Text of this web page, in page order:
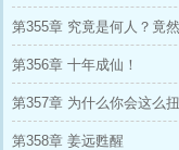
第355章 究竟是何人？竟
第356章 十年成仙！
第357章 为什么你会这么
第358章 姜远甦醒